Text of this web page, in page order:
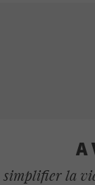
A
la